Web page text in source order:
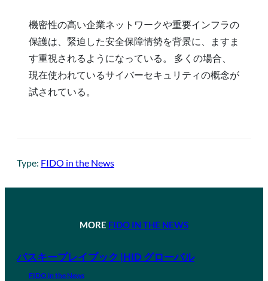
機密性の高い企業ネットワークや重要インフラの
保護は、緊迫した安全保障情勢を背景に、ますま
す重視されるようになっている。 多くの場合、
現在使われているサイバーセキュリティの概念が
試されている。
Type: FIDO in the News
MORE FIDO IN THE NEWS
パスキープレイブック |HID グローバル
FIDO in the News